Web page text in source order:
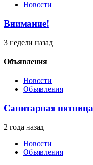
Новости
Внимание!
3 недели назад
Объявления
Новости
Объявления
Санитарная пятница
2 года назад
Новости
Объявления